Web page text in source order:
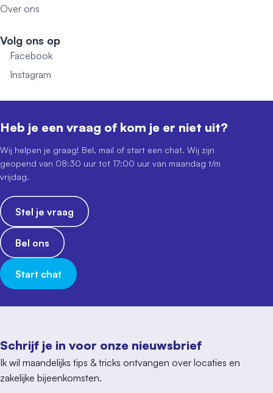
Over ons
Volg ons op
Facebook
Instagram
Schrijf je in voor onze nieuwsbrief
Ik wil maandelijks tips & tricks ontvangen over locaties en
zakelijke bijeenkomsten.
Heb je een vraag of kom je er niet uit?
Wij helpen je graag! Bel, mail of start een chat. Wij zijn
geopend van 08:30 uur tot 17:00 uur van maandag t/m
vrijdag.
Stel je vraag
Bel ons
Start chat